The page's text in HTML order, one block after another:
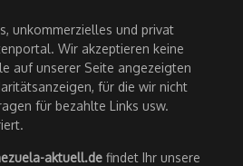
unkommerzielles und privat
Wir akzeptieren keine
auf unserer Seite angezeigten
für die wir nicht
für bezahlte Links usw.
aktuell.de findet Ihr unsere